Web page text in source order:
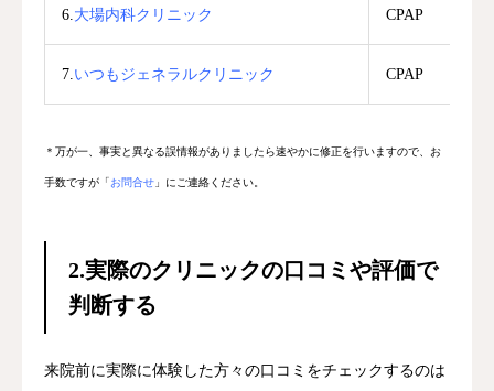
6.大場内科クリニック CPAP
7.いつもジェネラルクリニック CPAP
＊万が一、事実と異なる誤情報がありましたら速やかに修正を行いますので、お
手数ですが「お問合せ 」にご連絡ください。
2.実際のクリニックの口コミや評価で
判断する
来院前に実際に体験した方々の口コミをチェックするのは